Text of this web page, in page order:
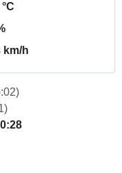
km/h